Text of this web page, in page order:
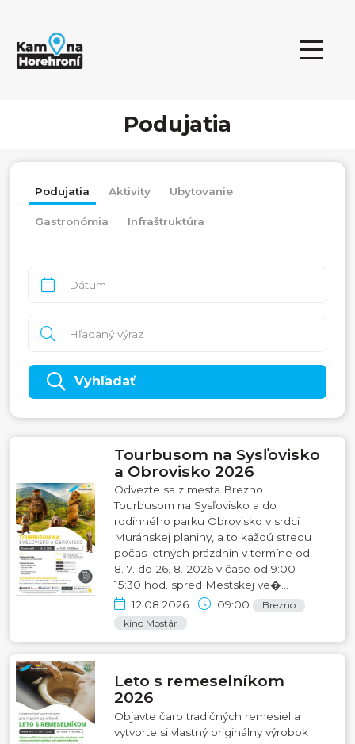
Podujatia
Podujatia Aktivity Ubytovanie
Gastronómia Infraštruktúra
Vyhľadať
Tourbusom na Sysľovisko
a Obrovisko 2026
Odvezte sa z mesta Brezno
Tourbusom na Sysľovisko a do
rodinného parku Obrovisko v srdci
Muránskej planiny, a to každú stredu
počas letných prázdnin v termíne od
8. 7. do 26. 8. 2026 v čase od 9:00 -
15:30 hod. spred Mestskej ve�...
12.08.2026
09:00
Brezno
kino Mostár
Leto s remeselníkom
2026
Objavte čaro tradičných remesiel a
vytvorte si vlastný originálny výrobok